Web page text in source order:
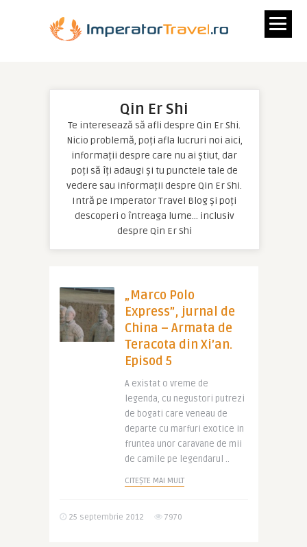
Qin Er Shi
Te interesează să afli despre Qin Er Shi.
Nicio problemă, poți afla lucruri noi aici,
informații despre care nu ai știut, dar
poți să îți adaugi și tu punctele tale de
vedere sau informații despre Qin Er Shi.
Intră pe Imperator Travel Blog și poți
descoperi o întreaga lume… inclusiv
despre Qin Er Shi
„Marco Polo
Express”, jurnal de
China – Armata de
Teracota din Xi’an.
Episod 5
A existat o vreme de
legenda, cu negustori putrezi
de bogati care veneau de
departe cu marfuri exotice in
fruntea unor caravane de mii
de camile pe legendarul ..
CITEȘTE MAI MULT
25 septembrie 2012 7970